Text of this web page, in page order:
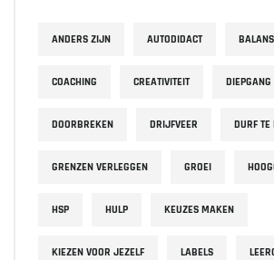
ANDERS ZIJN AUTODIDACT BALANS
COACHING CREATIVITEIT DIEPGANG
DOORBREKEN DRIJFVEER DURF TE
GRENZEN VERLEGGEN GROEI
HSP HULP KEUZES MAKEN
KIEZEN VOOR JEZELF LABELS